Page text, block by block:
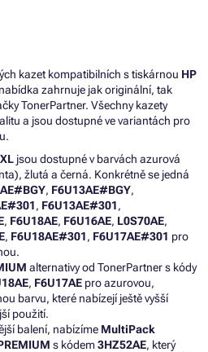
kazet kompatibilních s tiskárnou HP
zahrnuje jak originální, tak
TonerPartner. Všechny kazety
a jsou dostupné ve variantách pro
jsou dostupné v barvách azurová
žlutá a černá. Konkrétně se jedná
, F6U13AE#BGY,
, F6U13AE#301,
, F6U18AE, F6U16AE, L0S70AE,
, F6U18AE#301, F6U17AE#301 pro
alternativy od TonerPartner s kódy
, F6U17AE pro azurovou,
barvu, které nabízejí ještě vyšší
použití.
balení, nabízíme MultiPack
s kódem3HZ52AE, který